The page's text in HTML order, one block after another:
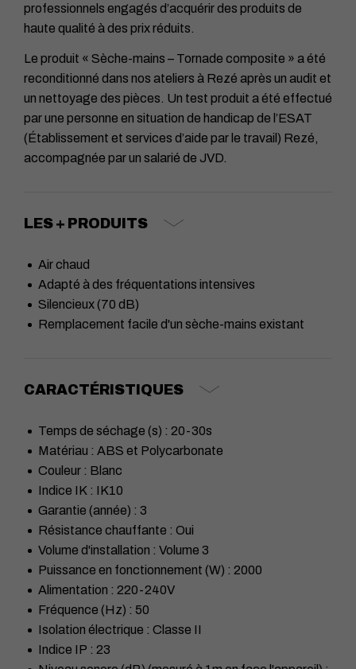
professionnels engagés d’acquérir des produits de
haute qualité à des prix réduits.
Le produit « Sèche-mains – Tornade composite » a été
reconditionné dans nos ateliers à Rezé après un audit et
un nettoyage des pièces. Un test produit a été effectué
par une personne en situation de handicap de l’ESAT
(Établissement et services d’aide par le travail) Rezé,
accompagnée par un salarié de JVD.
LES + PRODUITS
Air chaud
Adapté à des fréquentations intensives
Silencieux (70 dB)
Remplacement facile d'un sèche-mains existant
CARACTÉRISTIQUES
Temps de séchage (s) : 20-30s
Matériau : ABS et Polycarbonate
Couleur : Blanc
Indice IK : IK10
Garantie (année) : 3
Résistance chauffante : Oui
Volume d'installation : Volume 3
Puissance en fonctionnement (W) : 2000
Alimentation : 220-240V
Fréquence (Hz) : 50
Isolation électrique : Classe II
Indice IP : 23